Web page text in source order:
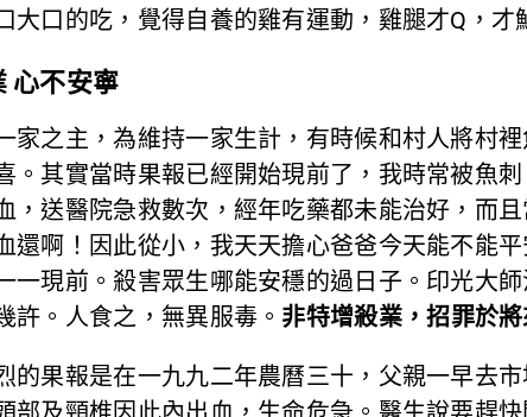
大口的吃，覺得自養的雞有運動，雞腿才Q，才
不安寧
之主，為維持一家生計，有時候和村人將村裡
。其實當時果報已經開始現前了，我時常被魚
，送醫院急救數次，經年吃藥都未能治好，而
還啊！因此從小，我天天擔心爸爸今天能不能
一現前。殺害眾生哪能安穩的過日子。印光大
許。人食之，無異服毒。 非特增殺業，招罪於
果報是在一九九二年農曆三十，父親一早去市